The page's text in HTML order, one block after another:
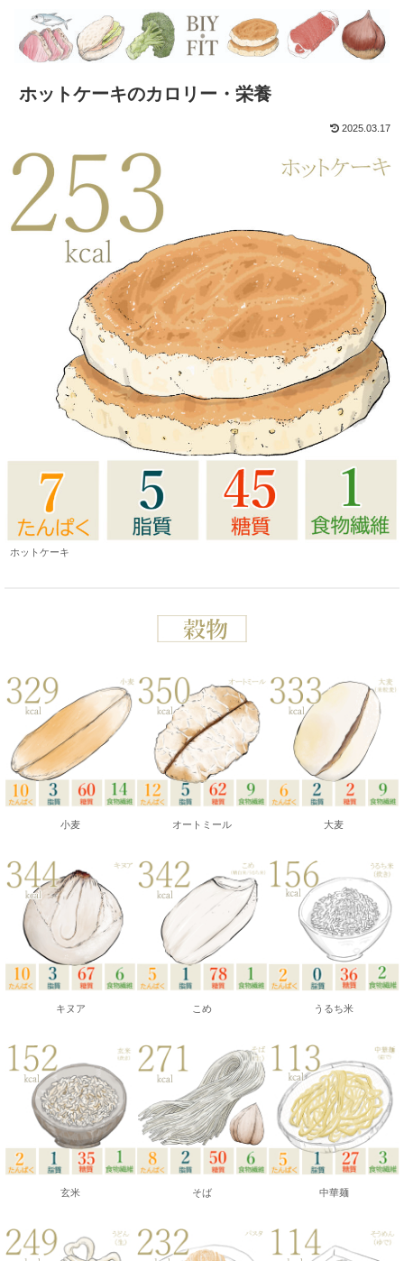
ホットケーキのカロリー・栄養
2025.03.17
ホットケーキ
小麦
キヌア
玄米
オートミール
こめ
そば
大麦
うるち米
中華麺